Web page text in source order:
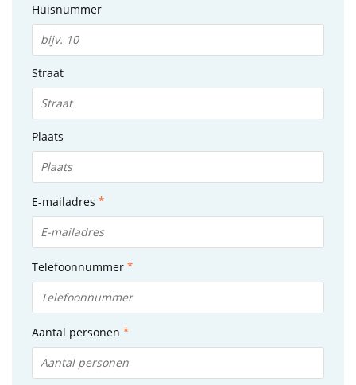
Huisnummer
Straat
Plaats
E-mailadres
Telefoonnummer
Aantal personen